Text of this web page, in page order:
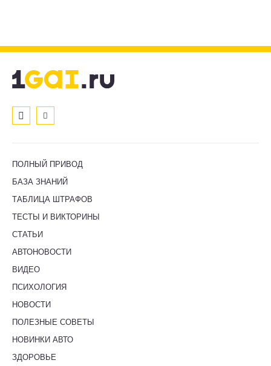
ПОЛНЫЙ ПРИВОД
БАЗА ЗНАНИЙ
ТАБЛИЦА ШТРАФОВ
ТЕСТЫ И ВИКТОРИНЫ
СТАТЬИ
АВТОНОВОСТИ
ВИДЕО
ПСИХОЛОГИЯ
НОВОСТИ
ПОЛЕЗНЫЕ СОВЕТЫ
НОВИНКИ АВТО
ЗДОРОВЬЕ